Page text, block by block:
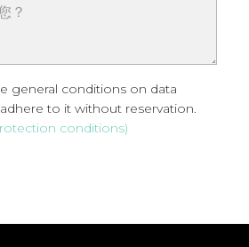
general conditions on data
to it without reservation.
conditions)